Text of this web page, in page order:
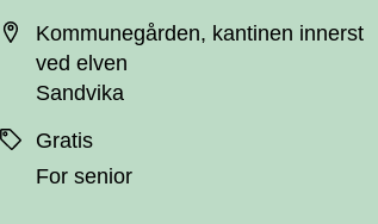
Kommunegården, kantinen innerst
ved elven
Sandvika
Gratis
For senior